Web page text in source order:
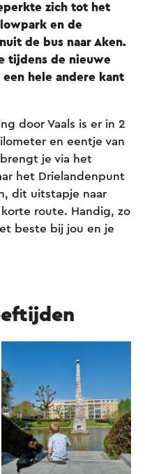
zich tot het
en de
de bus naar Aken.
tijdens de nieuwe
hele andere kant
door Vaals is er in 2
en eentje van
je via het
het Drielandenpunt
dit uitstapje naar
route. Handig, zo
beste bij jou en je